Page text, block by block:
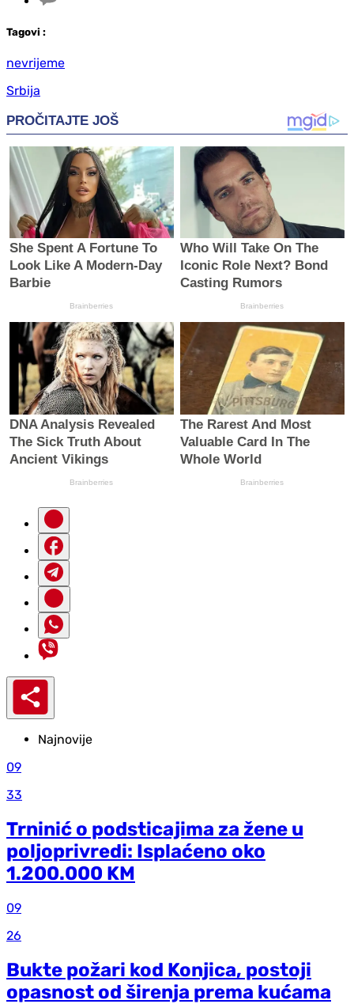
Tagovi :
nevrijeme
Srbija
Najnovije
09
33
Trninić o podsticajima za žene u
poljoprivredi: Isplaćeno oko
1.200.000 KM
09
26
Bukte požari kod Konjica, postoji
opasnost od širenja prema kućama